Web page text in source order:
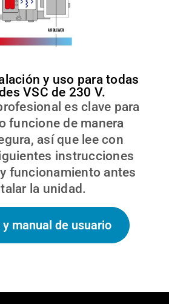
y uso para todas
VSC de 230 V.
es clave para
funcione de manera
así que lee con
instrucciones
funcionamiento antes
la unidad.
manual de usuario